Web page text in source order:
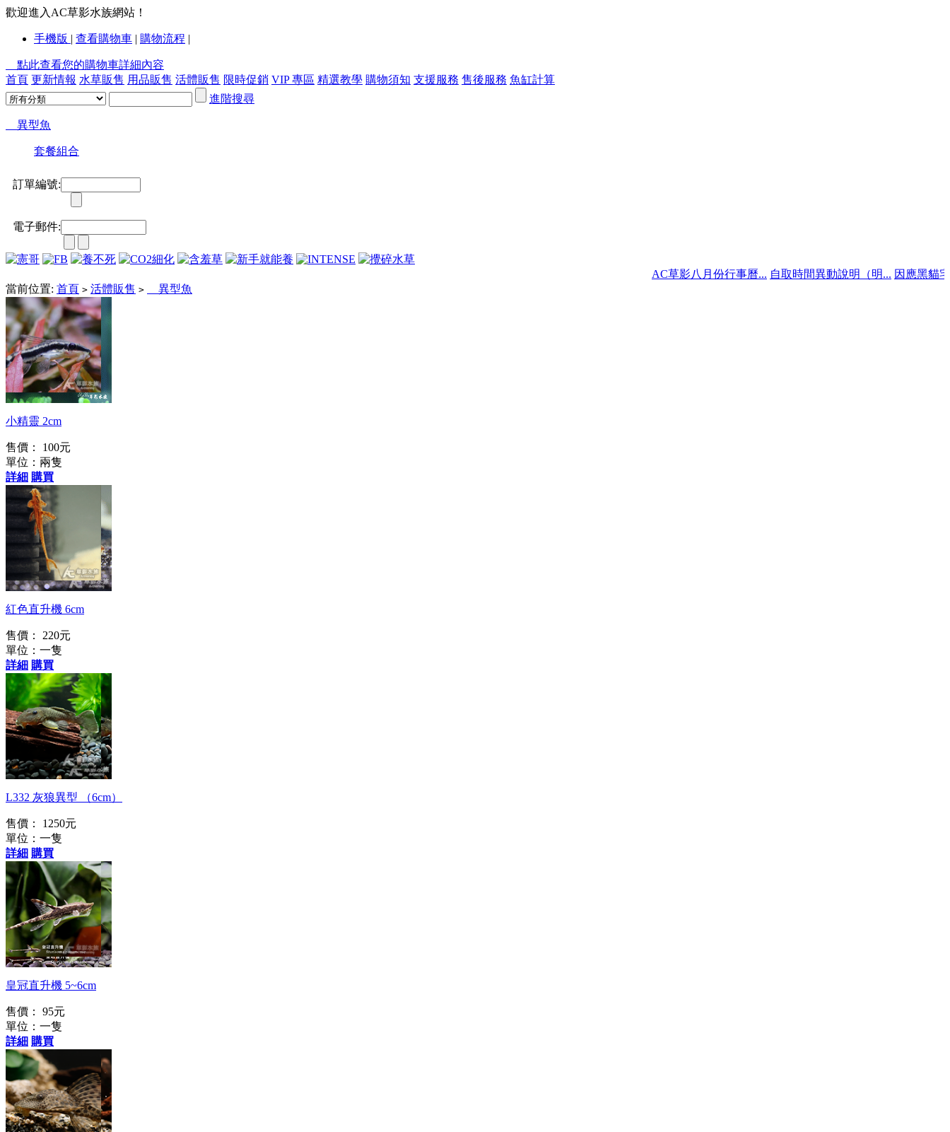
歡迎進入AC草影水族網站！
手機版 | 查看購物車 | 購物流程 |
點此查看您的購物車詳細內容
首頁 更新情報 水草販售 用品販售 活體販售 限時促銷 VIP 專區 精選教學 購物須知 支援服務 售後服務 魚缸計算
進階搜尋
異型魚
套餐組合
訂單編號:
電子郵件:
AC草影八月份行事曆... 自取時間異動說明（明... 因應黑貓宅配政策
當前位置: 首頁 > 活體販售 > 異型魚
專治壁藻
小精靈 2cm
售價： 100元
單位：兩隻
詳細 購買
紅軍艦鯊異型
紅色直升機 6cm
售價： 220元
單位：一隻
詳細 購買
L332 灰狼異型 （6cm）
售價： 1250元
單位：一隻
詳細 購買
型男的空中日記
皇冠直升機 5~6cm
售價： 95元
單位：一隻
詳細 購買